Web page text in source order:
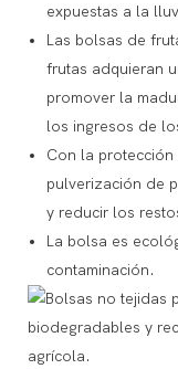
expuestas a la
Las bolsas de
frutas adquieran
promover la
los ingresos de
Con la
pulverización de
y reducir los
La bolsa es
contaminación.